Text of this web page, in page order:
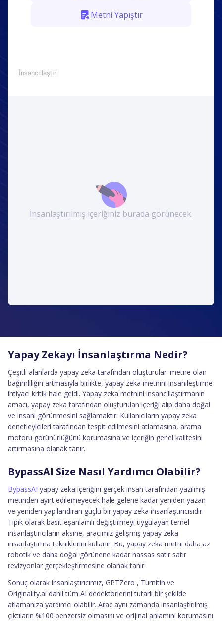
Metni Yapıştır
İnsancıllaştır
İnsanlaştırılmış içeriğiniz burada görünecek.
Yapay Zekayı İnsanlaştırma Nedir?
Çeşitli alanlarda yapay zeka tarafından oluşturulan metne olan
bağımlılığın artmasıyla birlikte, yapay zeka metnini insanileştirme
ihtiyacı kritik hale geldi. Yapay zeka metnini insancıllaştırmanın
amacı, yapay zeka tarafından oluşturulan içeriği alıp daha doğal
ve insani görünmesini sağlamaktır. Kullanıcıların yapay zeka
denetleyicileri tarafından tespit edilmesini atlamasına, arama
motoru görünürlüğünü korumasına ve içeriğin genel kalitesini
artırmasına olanak tanır.
BypassAI Size Nasıl Yardımcı Olabilir?
BypassAI yapay zeka içeriğini gerçek insan tarafından yazılmış
metinden ayırt edilemeyecek hale gelene kadar yeniden yazan
ve yeniden yapılandıran güçlü bir yapay zeka insanlaştırıcısıdır.
Tipik olarak basit eşanlamlı değiştirmeyi uygulayan temel
insanlaştırıcıların aksine, aracımız gelişmiş yapay zeka
insanlaştırma tekniklerini kullanır. Bu, yapay zeka metni daha az
robotik ve daha doğal görünene kadar hassas satır satır
revizyonlar gerçekleştirmesine olanak tanır.
Sonuç olarak insanlaştırıcımız, GPTZero , Turnitin ve
Originality.ai dahil tüm AI dedektörlerini tutarlı bir şekilde
atlamanıza yardımcı olabilir. Araç aynı zamanda insanlaştırılmış
çıktıların %100 benzersiz olmasını ve orijinal anlamını korumasını